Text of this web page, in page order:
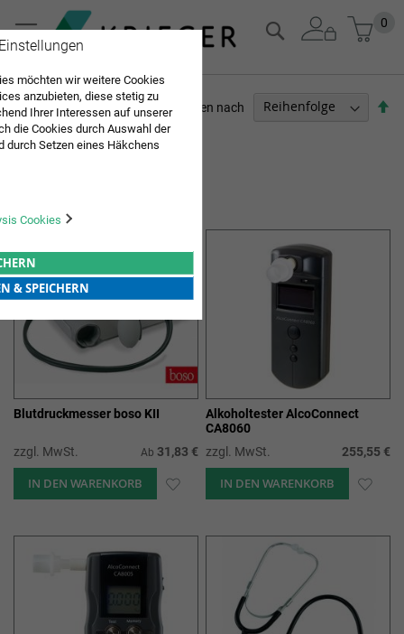
Zum
Inhalt
0
Suche
Sortieren nach
Blutdruckmesser boso KII
zzgl. MwSt. Ab 31,83 €
IN DEN WARENKORB ZUR
Alkoholtester AlcoConnect
CA8060
zzgl. MwSt.
255,55 €
IN DEN WARENKORB ZUR
PFLEGEBEDARF
möchten wir weitere Cookies
anzubieten, diese stetig zu
Ihrer Interessen auf unserer
die Cookies durch Auswahl der
durch Setzen eines Häkchens
in unserer
Cookies
& SPEICHERN